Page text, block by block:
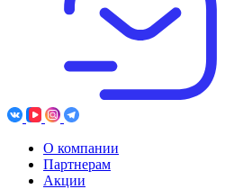
О компании
Партнерам
Акции